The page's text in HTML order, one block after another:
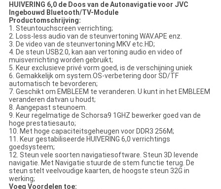
HUIVERING 6,0 de Doos van de Autonavigatie voor JVC
Ingebouwd Bluetooth/TV-Module
Productomschrijving:
1. Steuntouchscreen verrichting;
2. Loss-less audio van de steunvertoning WAV.APE enz.
3. De video van de steunvertoning MKV etc.HD;
4. De steun USB2.0, kan aan vertoning audio en video of
muisverrichting worden gebruikt;
5. Keur exclusieve privé vorm goed, is de verschijning uniek
6. Gemakkelijk om system.OS-verbetering door SD/TF
automatisch te bevorderen;
7. Geschikt om EMBLEEM te veranderen. U kunt in het EMBLEEM
veranderen datvan u houdt;
8. Aangepast steunoem.
9. Keur regelmatige de Schorsa9 1GHZ bewerker goed van de
hoge prestatiesauto;
10. Met hoge capaciteitsgeheugen voor DDR3 256M;
11. Keur gestabiliseerde HUIVERING 6,0 verrichtings
goedsysteem;
12. Steun vele soorten navigatiesoftware. Steun 3D levende
navigatie. Met Navigatie stuurde de stem functie terug. De
steun stelt veelvoudige kaarten, de hoogste steun 32G in
werking;
Voeg Voordelen toe: